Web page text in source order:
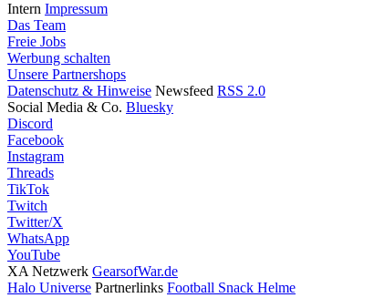
Intern Impressum
Das Team
Freie Jobs
Werbung schalten
Unsere Partnershops
Datenschutz & Hinweise Newsfeed RSS 2.0
Social Media & Co. Bluesky
Discord
Facebook
Instagram
Threads
TikTok
Twitch
Twitter/X
WhatsApp
YouTube
XA Netzwerk GearsofWar.de
Halo Universe Partnerlinks Football Snack Helme